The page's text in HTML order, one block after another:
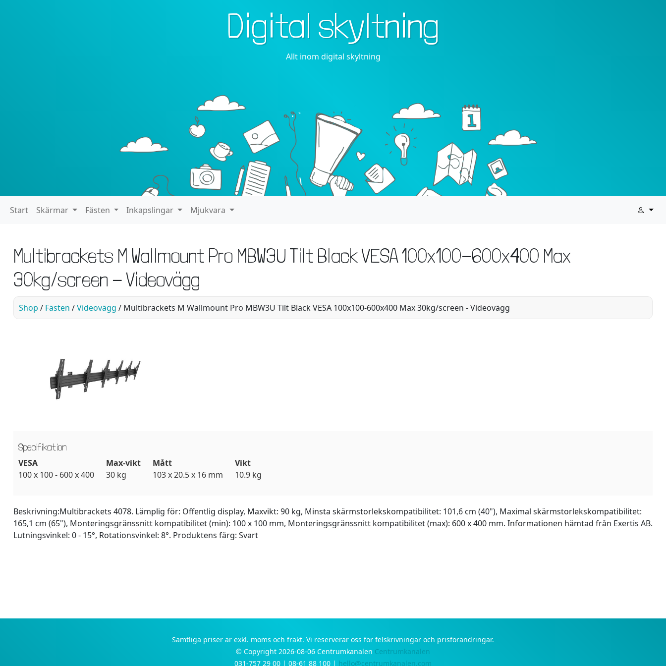
Digital skyltning
Allt inom digital skyltning
Start Skärmar Fästen Inkapslingar Mjukvara
Multibrackets M Wallmount Pro MBW3U Tilt Black VESA 100x100-600x400 Max
30kg/screen - Videovägg
Shop / Fästen /Videovägg / Multibrackets M Wallmount Pro MBW3U Tilt Black VESA 100x100-600x400 Max 30kg/screen - Videovägg
Specifikation
VESA
100 x 100 - 600 x 400
Max-vikt
30 kg
Mått
103 x 20.5 x 16 mm
Vikt
10.9 kg
Beskrivning:Multibrackets 4078. Lämplig för: Offentlig display, Maxvikt: 90 kg, Minsta skärmstorlekskompatibilitet: 101,6 cm (40"), Maximal skärmstorlekskompatibilitet:
165,1 cm (65"), Monteringsgränssnitt kompatibilitet (min): 100 x 100 mm, Monteringsgränssnitt kompatibilitet (max): 600 x 400 mm. Informationen hämtad från Exertis AB.
Lutningsvinkel: 0 - 15°, Rotationsvinkel: 8°. Produktens färg: Svart
Samtliga priser är exkl. moms och frakt. Vi reserverar oss för felskrivningar och prisförändringar.
© Copyright 2026-08-06 Centrumkanalen Centrumkanalen
031-757 29 00 | 08-61 88 100 | hello@centrumkanalen.com